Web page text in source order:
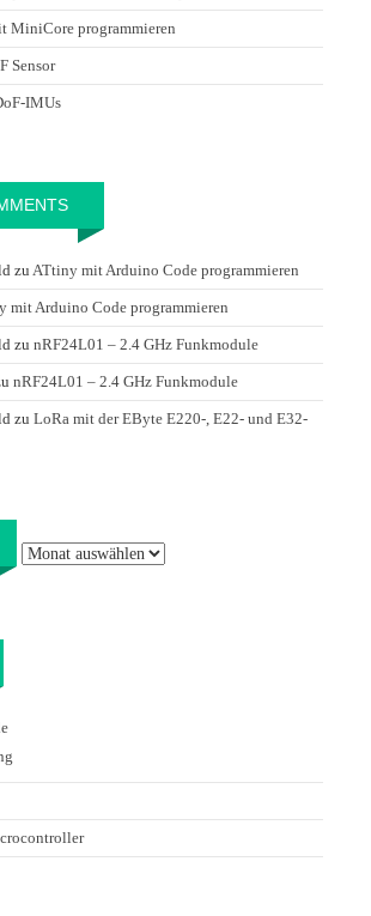
MiniCore programmieren
Sensor
IMUs
zu ATtiny mit Arduino Code programmieren
mit Arduino Code programmieren
zu nRF24L01 – 2.4 GHz Funkmodule
nRF24L01 – 2.4 GHz Funkmodule
zu LoRa mit der EByte E220-, E22- und E32-